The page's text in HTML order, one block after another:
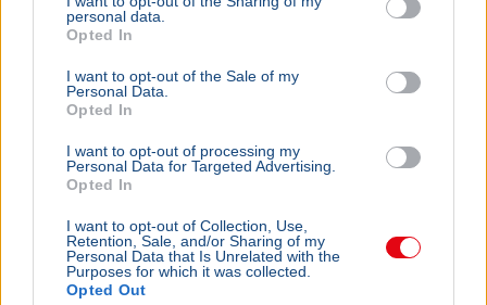
personal data.
Opted In
I want to opt-out of the Sale of my
Personal Data.
Opted In
I want to opt-out of processing my
Personal Data for Targeted Advertising.
Opted In
I want to opt-out of Collection, Use,
Retention, Sale, and/or Sharing of my
Personal Data that Is Unrelated with the
Purposes for which it was collected.
Opted Out
turbinájának sorsa, a helyzet egyelőre stabil.
Bővebben...
GAZDASÁG 2026. augusztus 4.
Az Európai Bizottság egyelőre nem lát
problémát az atomenergia-ellátásban
Atomerőmű Európai Bizottság
Az Európai Bizottság szóvivője szerint egyelőre nincs
ellátásbiztonsági probléma az atomenergia-
termelésben, bár a Duna alacsony vízszintje több
országot érint.Bővebben...